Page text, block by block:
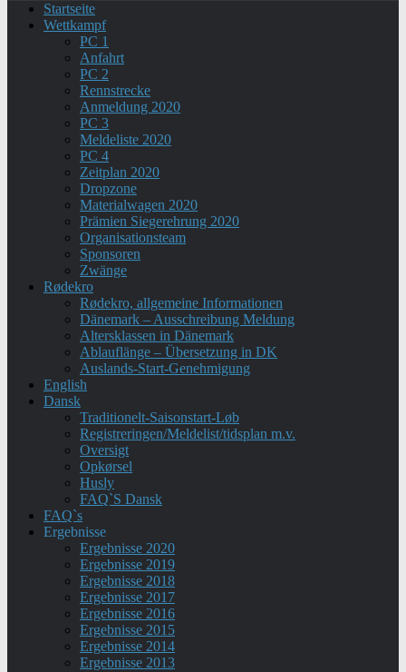
Startseite
Wettkampf
PC 1
Anfahrt
PC 2
Rennstrecke
Anmeldung 2020
PC 3
Meldeliste 2020
PC 4
Zeitplan 2020
Dropzone
Materialwagen 2020
Prämien Siegerehrung 2020
Organisationsteam
Sponsoren
Zwänge
Rødekro
Rødekro, allgemeine Informationen
Dänemark – Ausschreibung Meldung
Altersklassen in Dänemark
Ablauflänge – Übersetzung in DK
Auslands-Start-Genehmigung
English
Dansk
Traditionelt-Saisonstart-Løb
Registreringen/Meldelist/tidsplan m.v.
Oversigt
Opkørsel
Husly
FAQ`S Dansk
FAQ`s
Ergebnisse
Ergebnisse 2020
Ergebnisse 2019
Ergebnisse 2018
Ergebnisse 2017
Ergebnisse 2016
Ergebnisse 2015
Ergebnisse 2014
Ergebnisse 2013